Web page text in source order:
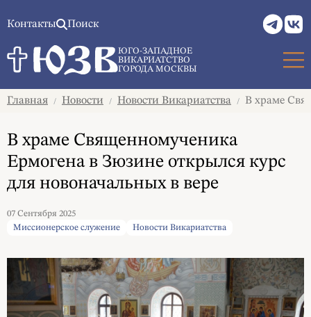
Контакты Поиск
ЮГО-ЗАПАДНОЕ
ВИКАРИАТСТВО
ГОРОДА МОСКВЫ
Главная / Новости / Новости Викариатства / В храме
В храме Священномученика
Ермогена в Зюзине открылся курс
для новоначальных в вере
07 Сентября 2025
Миссионерское служение
Новости Викариатства